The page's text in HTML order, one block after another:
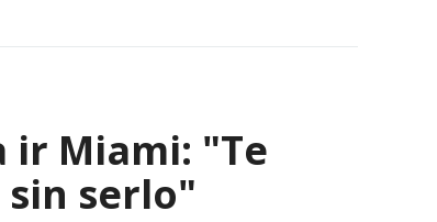
ir Miami: "Te
serlo"